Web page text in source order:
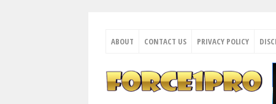
ABOUT CONTACT US PRIVACY POLICY